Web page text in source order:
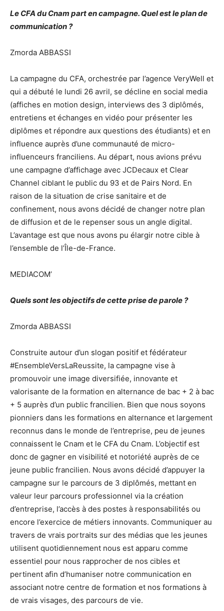
Le CFA du Cnam part en campagne. Quel est le plan de
communication ?
Zmorda ABBASSI
La campagne du CFA, orchestrée par l’agence VeryWell et
qui a débuté le lundi 26 avril, se décline en social media
(affiches en motion design, interviews des 3 diplômés,
entretiens et échanges en vidéo pour présenter les
diplômes et répondre aux questions des étudiants) et en
influence auprès d’une communauté de micro-
influenceurs franciliens. Au départ, nous avions prévu
une campagne d’affichage avec JCDecaux et Clear
Channel ciblant le public du 93 et de Pairs Nord. En
raison de la situation de crise sanitaire et de
confinement, nous avons décidé de changer notre plan
de diffusion et de le repenser sous un angle digital.
L’avantage est que nous avons pu élargir notre cible à
l’ensemble de l’Île-de-France.
MEDIACOM’
Quels sont les objectifs de cette prise de parole ?
Zmorda ABBASSI
Construite autour d’un slogan positif et fédérateur
#EnsembleVersLaReussite, la campagne vise à
promouvoir une image diversifiée, innovante et
valorisante de la formation en alternance de bac + 2 à bac
+ 5 auprès d’un public francilien. Bien que nous soyons
pionniers dans les formations en alternance et largement
reconnus dans le monde de l’entreprise, peu de jeunes
connaissent le Cnam et le CFA du Cnam. L’objectif est
donc de gagner en visibilité et notoriété auprès de ce
jeune public francilien. Nous avons décidé d’appuyer la
campagne sur le parcours de 3 diplômés, mettant en
valeur leur parcours professionnel via la création
d’entreprise, l’accès à des postes à responsabilités ou
encore l’exercice de métiers innovants. Communiquer au
travers de vrais portraits sur des médias que les jeunes
utilisent quotidiennement nous est apparu comme
essentiel pour nous rapprocher de nos cibles et
pertinent afin d’humaniser notre communication en
associant notre centre de formation et nos formations à
de vrais visages, des parcours de vie.